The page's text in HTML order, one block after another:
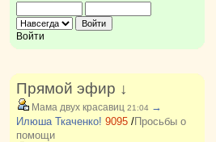
Войти
Прямой эфир ↓
Мама двух красавиц 21:04 →
Илюша Ткаченко! 9095/Просьбы о
помощи